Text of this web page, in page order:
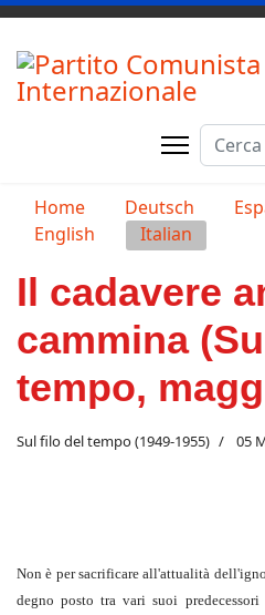
Cerca
Seleziona la tua lingua
Home Deutsch
English
Italian
Il cadavere
cammina
tempo,
Sul filo del tempo (1949-1955) 05
Non è per sacrificare all'attualità
degno posto tra vari suoi